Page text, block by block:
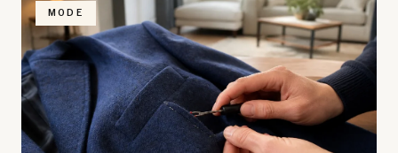
MODE